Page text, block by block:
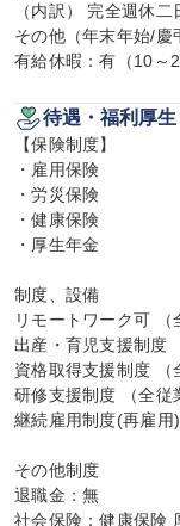
（内訳） 完全週休
その他（年末年始/慶
有給休暇：有（10～
待遇・福利厚生
【保険制度】
・雇用保険
・労災保険
・健康保険
・厚生年金
制度、設備
リモートワーク可 （
出産・育児支援制度
資格取得支援制度 （
研修支援制度 （全従
継続雇用制度(再雇用
その他制度
退職金：無
社会保険：健康保険